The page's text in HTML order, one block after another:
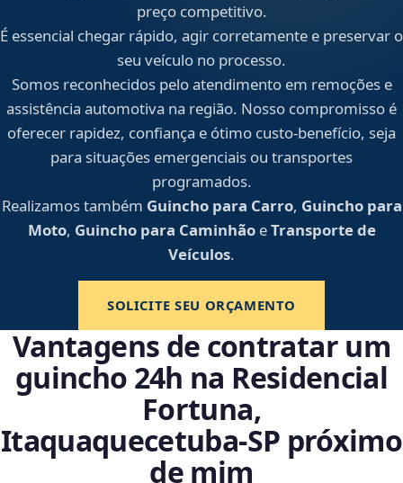
preço competitivo.
É essencial chegar rápido, agir corretamente e preservar o
seu veículo no processo.
Somos reconhecidos pelo atendimento em remoções e
assistência automotiva na região. Nosso compromisso é
oferecer rapidez, confiança e ótimo custo-benefício, seja
para situações emergenciais ou transportes
programados.
Realizamos também Guincho para Carro, Guincho para
Moto, Guincho para CaminhãoeTransporte de
Veículos.
SOLICITE SEU ORÇAMENTO
Vantagens de contratar um
guincho 24h na Residencial
Fortuna,
Itaquaquecetuba‑SP próximo
de mim